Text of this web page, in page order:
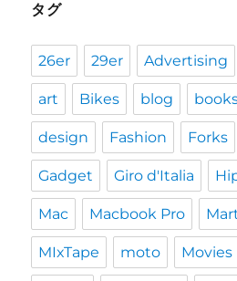
タグ
26er 29er Advertising
art Bikes blog
design Fashion Forks
Gadget Giro d'Italia
Mac Macbook Pro
MIxTape moto Movies